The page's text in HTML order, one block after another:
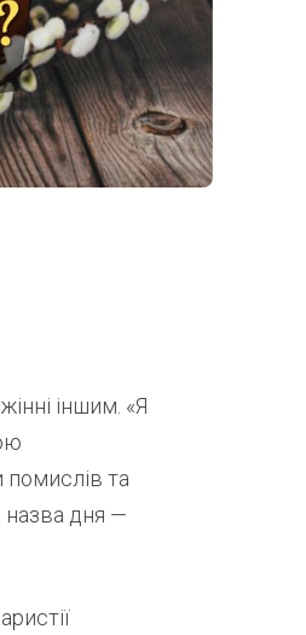
іншим. «Я
та
назва дня —